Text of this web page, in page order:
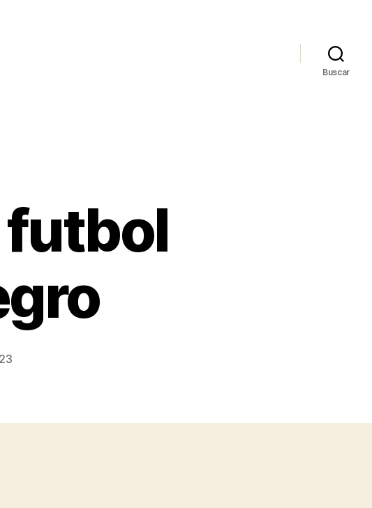
Buscar
futbol